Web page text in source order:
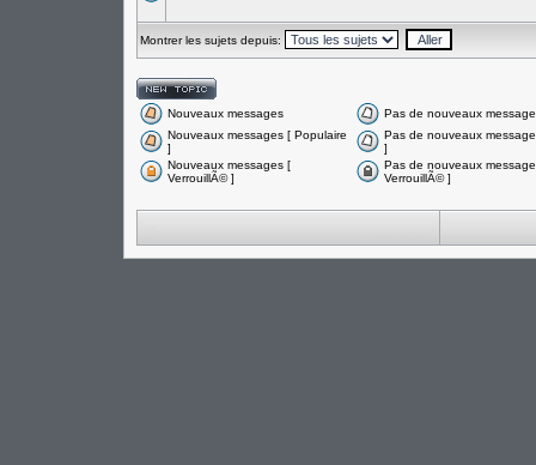
Montrer les sujets depuis:
Nouveaux messages
Pas de nouveaux
Nouveaux messages [ Populaire
]
Pas de nouveaux
]
Nouveaux messages [
VerrouillÃ© ]
Pas de nouveaux
VerrouillÃ© ]